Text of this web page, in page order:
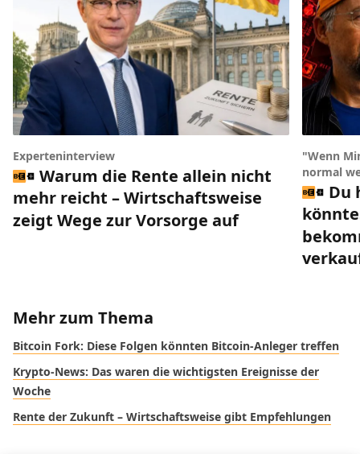
Experteninterview
Warum die Rente allein nicht
mehr reicht – Wirtschaftsweise
zeigt Wege zur Vorsorge auf
"Wenn
normal
Du
Mehr zum Thema
Bitcoin Fork: Diese Folgen könnten Bitcoin-Anleger treffen
Krypto-News: Das waren die wichtigsten Ereignisse der
Woche
Rente der Zukunft – Wirtschaftsweise gibt Empfehlungen